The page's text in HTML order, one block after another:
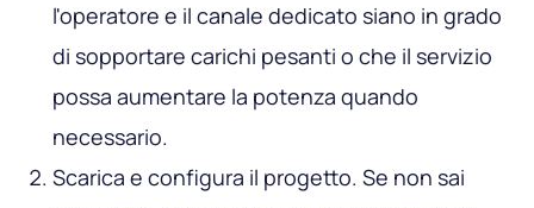
l'operatore e il canale dedicato siano in grado
di sopportare carichi pesanti o che il servizio
possa aumentare la potenza quando
necessario.
Scarica e configura il progetto. Se non sai